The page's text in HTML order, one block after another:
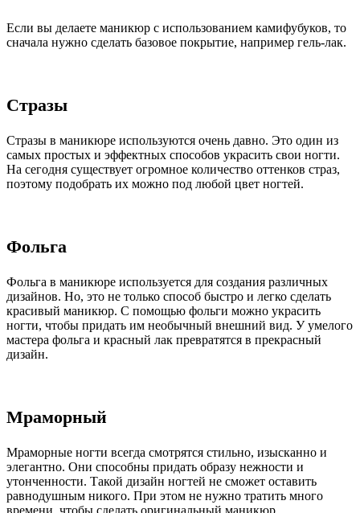
Если вы делаете маникюр с использованием камифубуков, то
сначала нужно сделать базовое покрытие, например гель-лак.
Стразы
Стразы в маникюре используются очень давно. Это один из
самых простых и эффектных способов украсить свои ногти.
На сегодня существует огромное количество оттенков страз,
поэтому подобрать их можно под любой цвет ногтей.
Фольга
Фольга в маникюре используется для создания различных
дизайнов. Но, это не только способ быстро и легко сделать
красивый маникюр. С помощью фольги можно украсить
ногти, чтобы придать им необычный внешний вид. У умелого
мастера фольга и красный лак превратятся в прекрасный
дизайн.
Мраморный
Мраморные ногти всегда смотрятся стильно, изысканно и
элегантно. Они способны придать образу нежности и
утонченности. Такой дизайн ногтей не сможет оставить
равнодушным никого. При этом не нужно тратить много